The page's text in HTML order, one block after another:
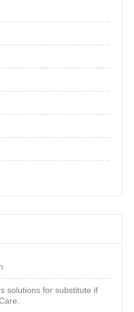
solutions for substitute if